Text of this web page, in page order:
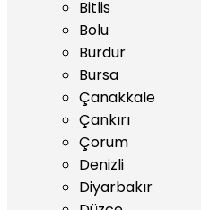
Bitlis
Bolu
Burdur
Bursa
Çanakkale
Çankırı
Çorum
Denizli
Diyarbakır